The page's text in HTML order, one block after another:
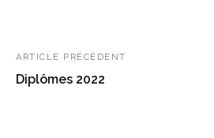
ARTICLE PRÉCÉDENT
Diplômes 2022